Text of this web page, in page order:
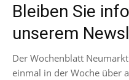
Bleiben Sie
unserem
Der Wochenblatt
einmal in der Woche über